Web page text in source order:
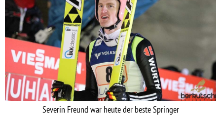
Severin Freund war heute der beste Springer